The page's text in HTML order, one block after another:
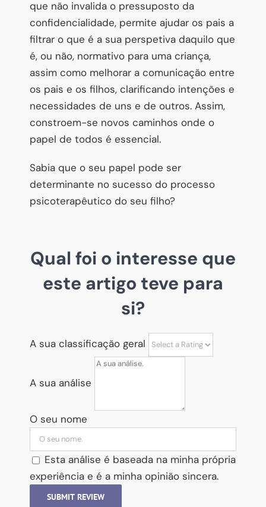
que não invalida o pressuposto da
confidencialidade, permite ajudar os pais a
filtrar o que é a sua perspetiva daquilo que
é, ou não, normativo para uma criança,
assim como melhorar a comunicação entre
os pais e os filhos, clarificando intenções e
necessidades de uns e de outros. Assim,
constroem-se novos caminhos onde o
papel de todos é essencial.
Sabia que o seu papel pode ser
determinante no sucesso do processo
psicoterapêutico do seu filho?
Qual foi o interesse que
este artigo teve para
si?
A sua classificação geral
A sua análise
O seu nome
Esta análise é baseada na minha própria
experiência e é a minha opinião sincera.
SUBMIT REVIEW